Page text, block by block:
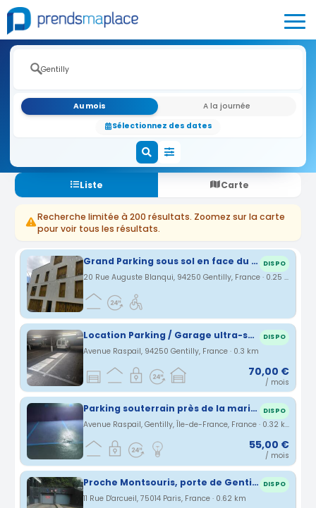
Au mois
A la journée
Sélectionnez des dates
Liste Carte
Recherche limitée à 200 résultats. Zoomez sur la carte
pour voir tous les résultats.
Grand Parking sous sol en face du RER B -Gentilly DISPO
20 Rue Auguste Blanqui, 94250 Gentilly, France · 0.25 km
Location Parking / Garage ultra-sécurisé - Gentilly (Proche M14 / RER B) DISPO
Avenue Raspail, 94250 Gentilly, France · 0.3 km
70,00 €
/ mois
Parking souterrain près de la marie de gentilly DISPO
Avenue Raspail, Gentilly, Île-de-France, France · 0.32 km
55,00 €
/ mois
Proche Montsouris, porte de Gentilly et stade Charlety. Tram à côté DISPO
11 Rue D'arcueil, 75014 Paris, France · 0.62 km